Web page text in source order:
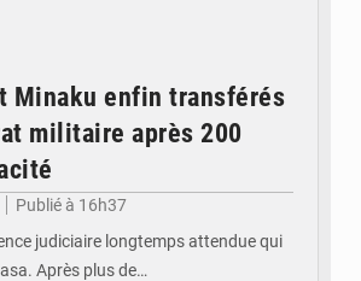
Minaku enfin transférés
militaire après 200
Publié à 16h37
judiciaire longtemps attendue qui
Après plus de…